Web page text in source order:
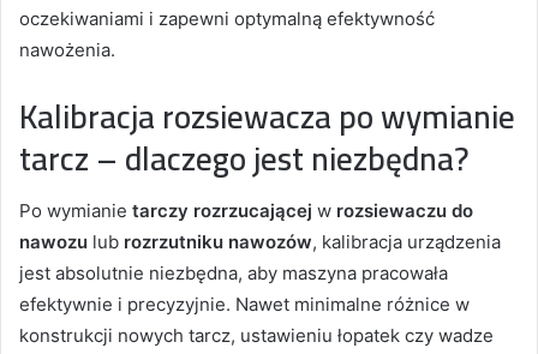
oczekiwaniami i zapewni optymalną efektywność
nawożenia.
Kalibracja rozsiewacza po wymianie
tarcz – dlaczego jest niezbędna?
Po wymianie tarczy rozrzucającej w rozsiewaczu do
nawozu lub rozrzutniku nawozów, kalibracja urządzenia
jest absolutnie niezbędna, aby maszyna pracowała
efektywnie i precyzyjnie. Nawet minimalne różnice w
konstrukcji nowych tarcz, ustawieniu łopatek czy wadze